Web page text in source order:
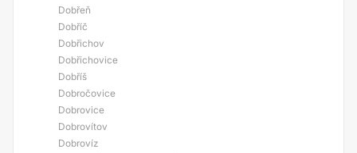
Dobřeň
Dobříč
Dobřichov
Dobřichovice
Dobříš
Dobročovice
Dobrovice
Dobrovítov
Dobrovíz